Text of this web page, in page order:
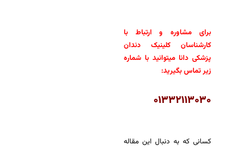
برای مشاوره و ارتباط با
کارشناسان کلینیک دندان
پزشکی دانا میتوانید با شماره
زیر تماس بگیرید:
۰۱۳۳۲۱۱۳۰۳۰
کسانی که به دنبال این مقاله